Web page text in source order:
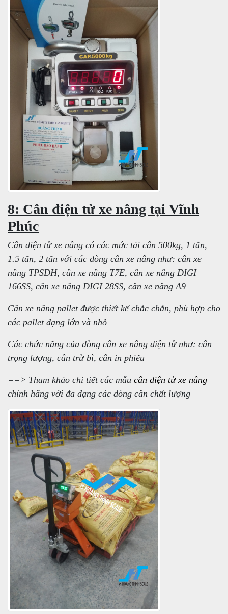
8: Cân điện tử xe nâng tại Vĩnh
Phúc
Cân điện tử xe nâng có các mức tải cân 500kg, 1 tấn,
1.5 tấn, 2 tấn với các dòng cân xe nâng như: cân xe
nâng TPSDH, cân xe nâng T7E, cân xe nâng DIGI
166SS, cân xe nâng DIGI 28SS, cân xe nâng A9
Cân xe nâng pallet được thiết kế chắc chắn, phù hợp cho
các pallet dạng lớn và nhỏ
Các chức năng của dòng cân xe nâng điện tử như: cân
trọng lượng, cân trừ bì, cân in phiếu
==> Tham khảo chi tiết các mẫu cân điện tử xe nâng
chính hãng với đa dạng các dòng cân chất lượng